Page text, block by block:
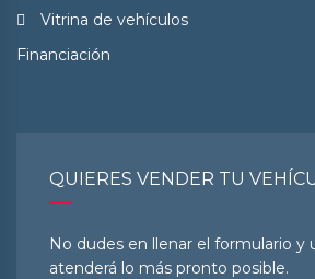
Vitrina de vehículos
Financiación
QUIERES VENDER TU
No dudes en llenar el formulario y
atenderá lo más pronto posible.